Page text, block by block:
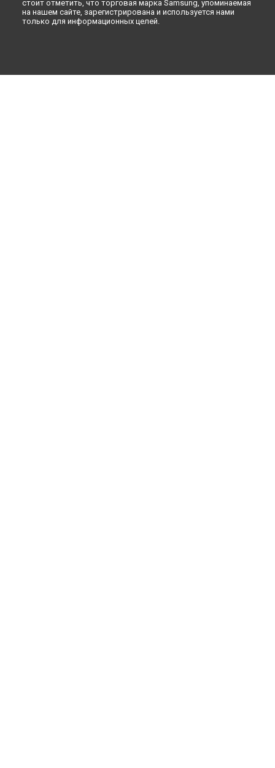
Ремонт посудомоечной машины DW60M6050SS/EG
Samsung вСанкт-Петербурге
стоит отметить, что торговая марка Samsung, упоминаемая
на нашем сайте, зарегистрирована и используется нами
только для информационных целей.